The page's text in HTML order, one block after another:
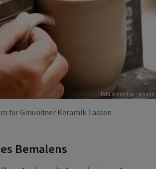
Foto: Gmundner Keramik
für Gmundner Keramik Tassen
Bemalens